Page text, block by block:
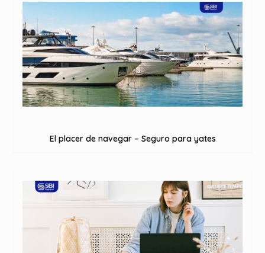
El placer de navegar – Seguro para yates